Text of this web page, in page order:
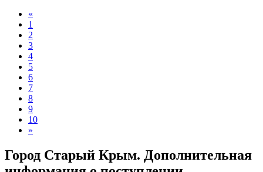
«
1
2
3
4
5
6
7
8
9
10
»
Город Старый Крым. Дополнительная